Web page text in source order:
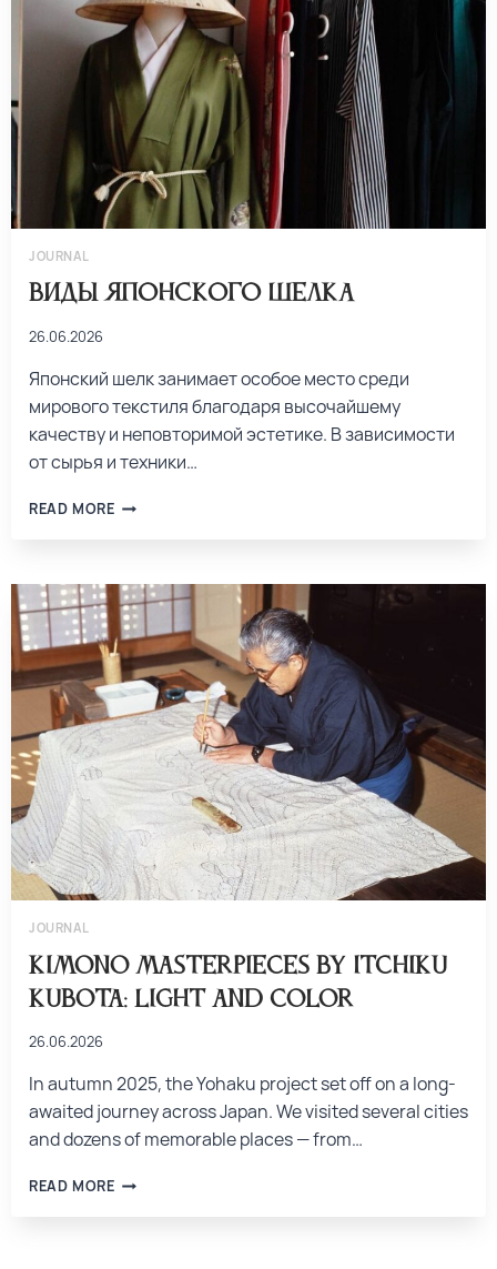
JOURNAL
Виды японского шелка
26.06.2026
Японский шелк занимает особое место среди
мирового текстиля благодаря высочайшему
качеству и неповторимой эстетике. В зависимости
от сырья и техники…
READ MORE
JOURNAL
Kimono Masterpieces by Itchiku
Kubota: Light and Color
26.06.2026
In autumn 2025, the Yohaku project set off on a long-
awaited journey across Japan. We visited several cities
and dozens of memorable places — from…
READ MORE